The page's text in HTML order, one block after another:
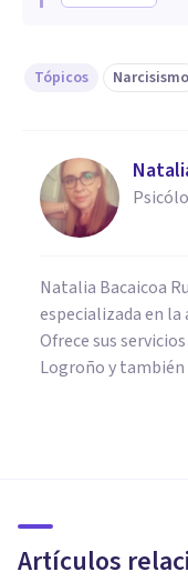
Tópicos Narcisismo
Natalia Bacaicoa
especializada en
Ofrece sus
Logroño y
Artículos
de baja